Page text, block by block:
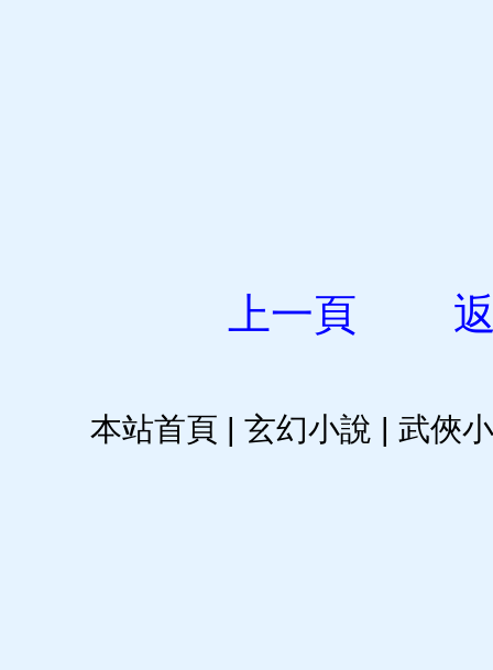
上一頁
本站首頁 | 玄幻小說 | 武俠